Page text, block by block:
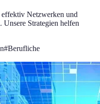
Netzwerken und
Strategien helfen
#Berufliche